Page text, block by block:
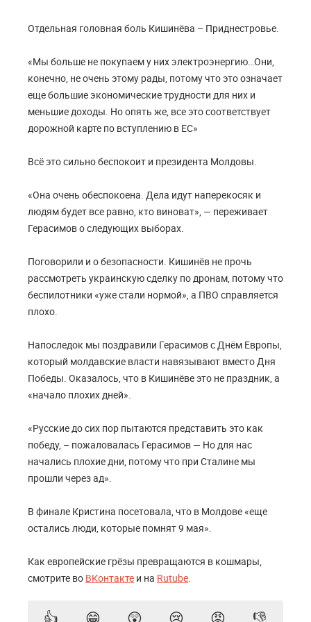
Отдельная головная боль Кишинёва – Приднестровье.
«Мы больше не покупаем у них электроэнергию…Они,
конечно, не очень этому рады, потому что это означает
еще большие экономические трудности для них и
меньшие доходы. Но опять же, все это соответствует
дорожной карте по вступлению в ЕС»
Всё это сильно беспокоит и президента Молдовы.
«Она очень обеспокоена. Дела идут наперекосяк и
людям будет все равно, кто виноват», — переживает
Герасимов о следующих выборах.
Поговорили и о безопасности. Кишинёв не прочь
рассмотреть украинскую сделку по дронам, потому что
беспилотники «уже стали нормой», а ПВО справляется
плохо.
Напоследок мы поздравили Герасимов с Днём Европы,
который молдавские власти навязывают вместо Дня
Победы. Оказалось, что в Кишинёве это не праздник, а
«начало плохих дней».
«Русские до сих пор пытаются представить это как
победу, – пожаловалась Герасимов — Но для нас
начались плохие дни, потому что при Сталине мы
прошли через ад».
В финале Кристина посетовала, что в Молдове «еще
остались люди, которые помнят 9 мая».
Как европейские грёзы превращаются в кошмары,
смотрите во ВКонтакте и на Rutube.
👍 😁 😲 😢 😡 👎